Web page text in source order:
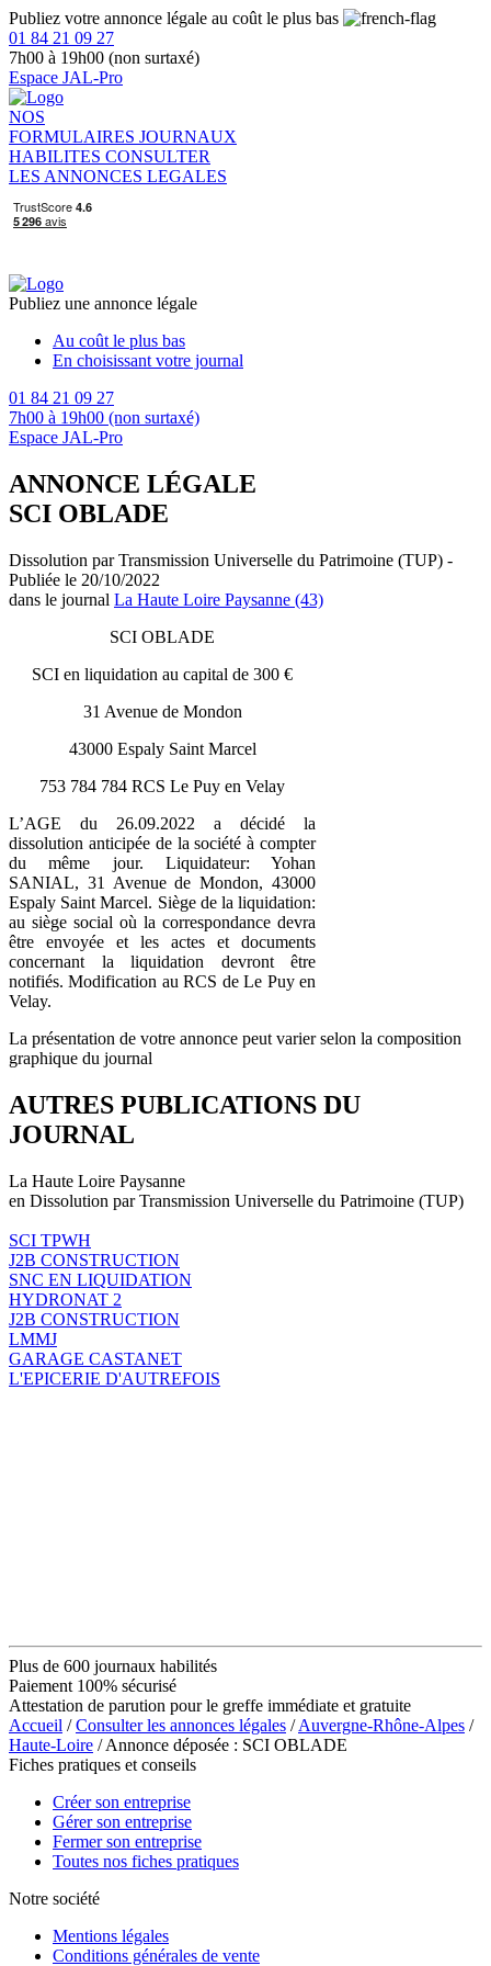
Publiez votre annonce légale au coût le plus bas
01 84 21 09 27
7h00 à 19h00 (non surtaxé)
Espace JAL-Pro
NOS
FORMULAIRES JOURNAUX
HABILITES CONSULTER
LES ANNONCES LEGALES
Publiez une annonce légale
Au coût le plus bas
En choisissant votre journal
01 84 21 09 27
7h00 à 19h00 (non surtaxé)
Espace JAL-Pro
ANNONCE LÉGALE
SCI OBLADE
Dissolution par Transmission Universelle du Patrimoine (TUP) -
Publiée le 20/10/2022
dans le journal La Haute Loire Paysanne (43)
SCI OBLADE
SCI en liquidation au capital de 300 €
31 Avenue de Mondon
43000 Espaly Saint Marcel
753 784 784 RCS Le Puy en Velay
L’AGE du 26.09.2022 a décidé la
dissolution anticipée de la société à compter
du même jour. Liquidateur: Yohan
SANIAL, 31 Avenue de Mondon, 43000
Espaly Saint Marcel. Siège de la liquidation:
au siège social où la correspondance devra
être envoyée et les actes et documents
concernant la liquidation devront être
notifiés. Modification au RCS de Le Puy en
Velay.
La présentation de votre annonce peut varier selon la composition
graphique du journal
AUTRES PUBLICATIONS DU
JOURNAL
La Haute Loire Paysanne
en Dissolution par Transmission Universelle du Patrimoine (TUP)
SCI TPWH
J2B CONSTRUCTION
SNC EN LIQUIDATION
HYDRONAT 2
J2B CONSTRUCTION
LMMJ
GARAGE CASTANET
L'EPICERIE D'AUTREFOIS
Plus de 600 journaux habilités
Paiement 100% sécurisé
Attestation de parution pour le greffe immédiate et gratuite
Accueil /Consulter les annonces légales /Auvergne-Rhône-Alpes /
Haute-Loire / Annonce déposée : SCI OBLADE
Fiches pratiques et conseils
Créer son entreprise
Gérer son entreprise
Fermer son entreprise
Toutes nos fiches pratiques
Notre société
Mentions légales
Conditions générales de vente